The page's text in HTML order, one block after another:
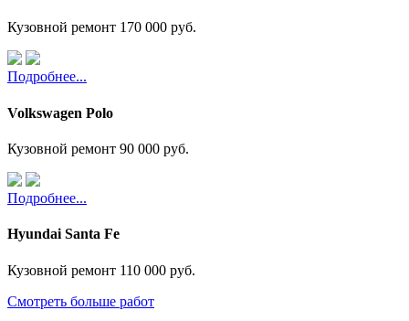
Кузовной ремонт 170 000 руб.
Подробнее...
Volkswagen Polo
Кузовной ремонт 90 000 руб.
Подробнее...
Hyundai Santa Fe
Кузовной ремонт 110 000 руб.
Смотреть больше работ